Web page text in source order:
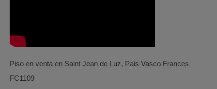
Piso en venta en Saint Jean de Luz, Pais Vasco Frances
FC1109